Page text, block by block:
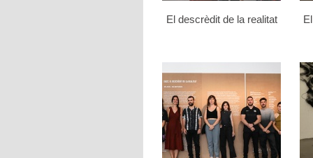
El descrèdit de la realitat